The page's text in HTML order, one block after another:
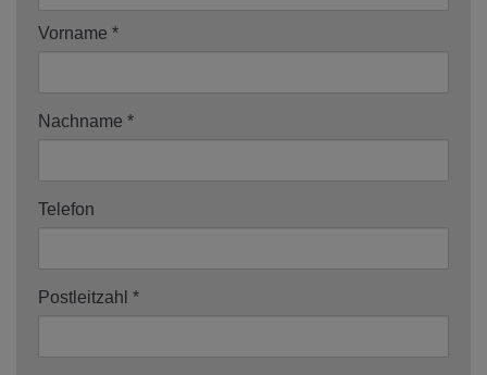
Vorname
Nachname
Telefon
Postleitzahl